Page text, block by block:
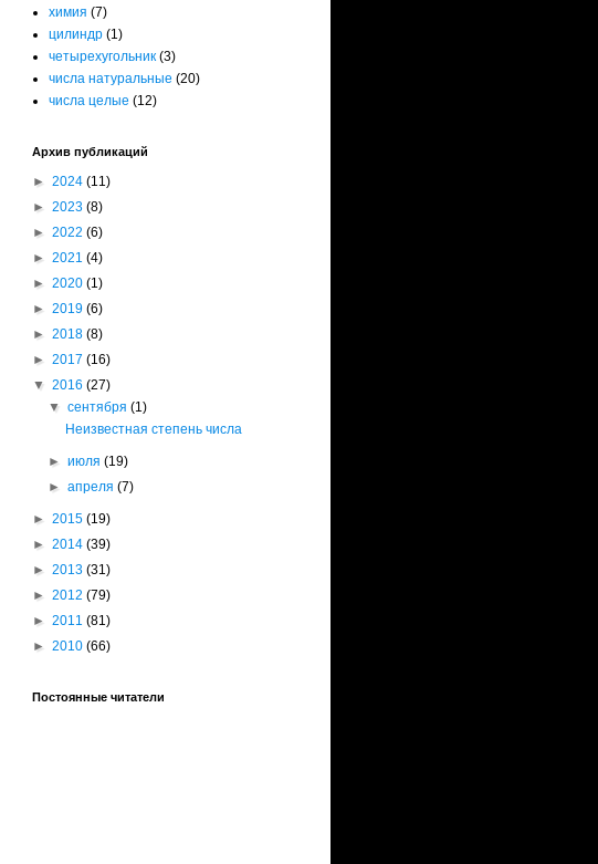
химия (7)
цилиндр (1)
четырехугольник (3)
числа натуральные (20)
числа целые (12)
Архив публикаций
► 2024 (11)
► 2023 (8)
► 2022 (6)
► 2021 (4)
► 2020 (1)
► 2019 (6)
► 2018 (8)
► 2017 (16)
▼ 2016 (27)
▼сентября(1)
Неизвестная степень числа
►июля(19)
►апреля(7)
► 2015 (19)
► 2014 (39)
► 2013 (31)
► 2012 (79)
► 2011 (81)
► 2010 (66)
Постоянные читатели